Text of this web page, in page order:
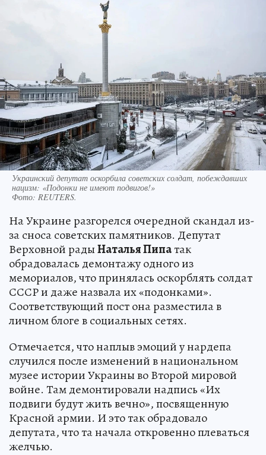
Украинский депутат оскорбила советских солдат, побеждавших
нацизм: «Подонки не имеют подвигов!»
Фото: REUTERS.
На Украине разгорелся очередной скандал из-
за сноса советских памятников. Депутат
Верховной радыНаталья Пипатак
обрадовалась демонтажу одного из
мемориалов, что принялась оскорблять солдат
СССР и даже назвала их «подонками».
Соответствующий пост она разместила в
личном блоге в социальных сетях.
Отмечается, что наплыв эмоций у нардепа
случился после изменений в национальном
музее истории Украины во Второй мировой
войне. Там демонтировали надпись «Их
подвиги будут жить вечно», посвященную
Красной армии. И это так обрадовало
депутата, что та начала откровенно плеваться
желчью.